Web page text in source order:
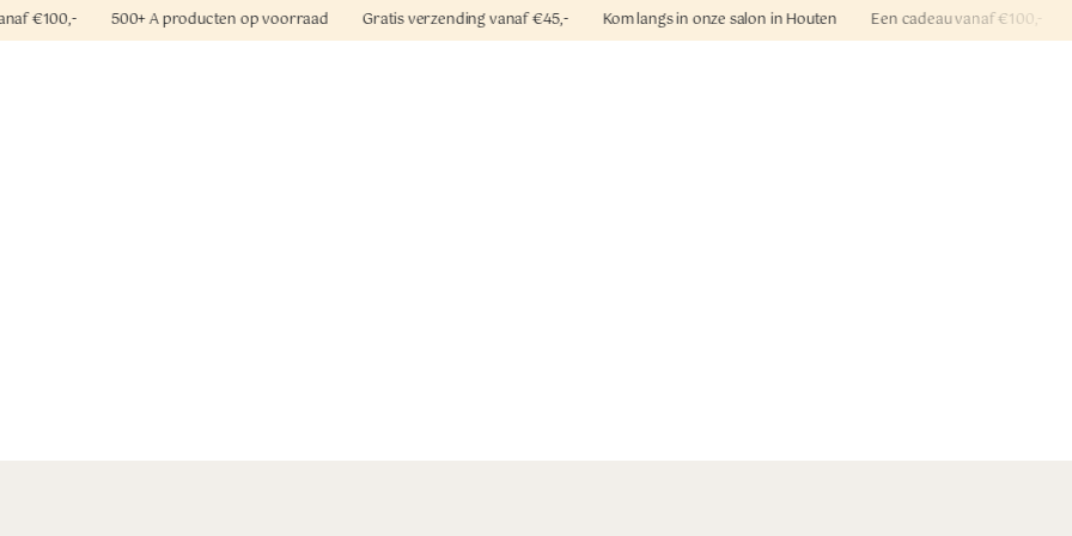
€100,- 500+ A producten op voorraad Gratis verzending vanaf €45,- Kom langs in onze salon in Houten Een cadeau vanaf